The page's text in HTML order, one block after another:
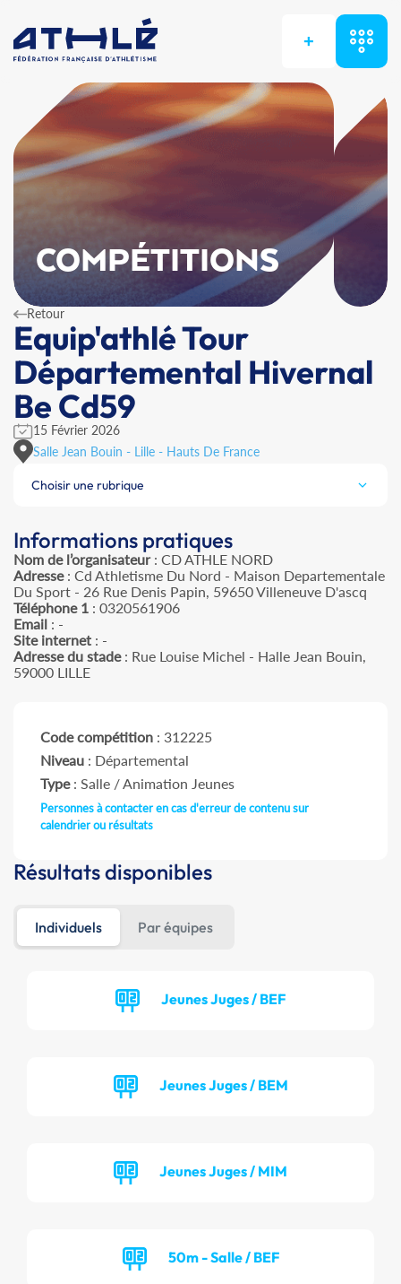
+
COMPÉTITIONS
Retour
Equip'athlé Tour
Départemental Hivernal
Be Cd59
15 Février 2026
Salle Jean Bouin - Lille - Hauts De France
Choisir une rubrique
Informations pratiques
Nom de l’organisateur: CD ATHLE NORD
Adresse: Cd Athletisme Du Nord - Maison Departementale
Du Sport - 26 Rue Denis Papin, 59650 Villeneuve D'ascq
Téléphone 1 : 0320561906
Email : -
Site internet : -
Adresse du stade: Rue Louise Michel - Halle Jean Bouin,
59000 LILLE
Code compétition : 312225
Niveau : Départemental
Type: Salle / Animation Jeunes
Personnes à contacter en cas d'erreur de contenu sur
calendrier ou résultats
Résultats disponibles
Individuels Par équipes
Jeunes Juges / BEF
Jeunes Juges / BEM
Jeunes Juges / MIM
50m - Salle / BEF